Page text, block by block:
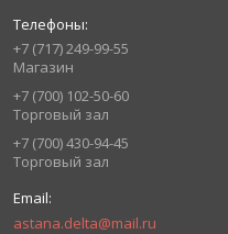
+7 (717) 249-99-55
Магазин
+7 (700) 102-50-60
Торговый зал
+7 (700) 430-94-45
Торговый зал
astana.delta@mail.ru